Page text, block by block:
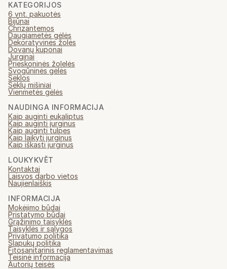
KATEGORIJOS
6 vnt. pakuotės
Bijūnai
Chrizantemos
Daugiametės gėlės
Dekoratyvinės žolės
Dovanų kuponai
Jurginai
Prieskoninės žolelės
Svogūninės gėlės
Sėklos
Sėklų mišiniai
Vienmetės gėlės
NAUDINGA INFORMACIJA
Kaip auginti eukaliptus
Kaip auginti jurginus
Kaip auginti tulpes
Kaip laikyti jurginus
Kaip iškasti jurginus
LOUKYKVĚT
Kontaktai
Laisvos darbo vietos
Naujienlaiškis
INFORMACIJA
Mokėjimo būdai
Pristatymo būdai
Grąžinimo taisyklės
Taisyklės ir sąlygos
Privatumo politika
Slapukų politika
Fitosanitarinis reglamentavimas
Teisinė informacija
Autorių teisės